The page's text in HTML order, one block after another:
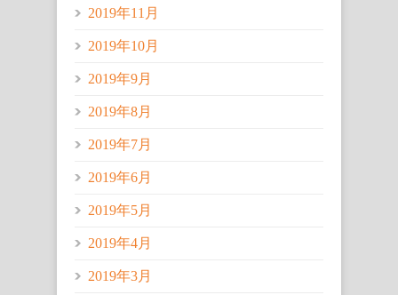
2019年11月
2019年10月
2019年9月
2019年8月
2019年7月
2019年6月
2019年5月
2019年4月
2019年3月